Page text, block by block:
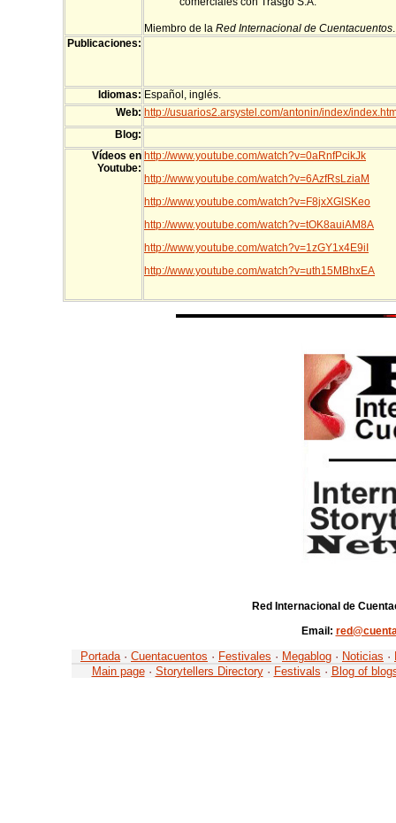
Miembro de la Red Internacional de Cuentacuentos.
Publicaciones:
Idiomas: Español, inglés.
Web: http://usuarios2.arsystel.com/antonin/index/
Blog:
Vídeos en
Youtube:
http://www.youtube.com/watch?v=0aRnfPcikJk
http://www.youtube.com/watch?v=6AzfRsLziaM
http://www.youtube.com/watch?v=F8jxXGlSKeo
http://www.youtube.com/watch?v=tOK8auiAM8A
http://www.youtube.com/watch?v=1zGY1x4E9iI
http://www.youtube.com/watch?v=uth15MBhxEA
Red Internacional de
Email:
Portada · Cuentacuentos · Festivales · Megablog · Noticias ·
Main page · Storytellers Directory · Festivals · Blog of